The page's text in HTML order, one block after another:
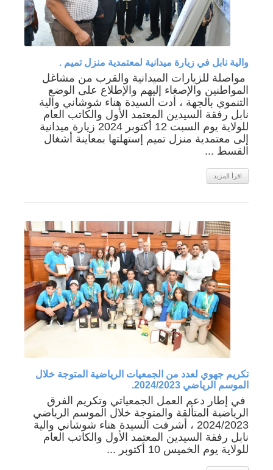
والية نابل في زيارة ميدانية لمعتمدية منزل تميم .
️ مواصلة للزيارات الميدانية والقرب من مشاغل
المواطنين والإصغاء إليهم والإطلاع على الوضع
التنموي بالجهة ، أدت السيدة هناء شوشاني والية
نابل رفقة السيدين المعتمد الأول والكاتب العام
للولاية يوم السبت 12 أكتوبر 2024 زيارة ميدانية
إلى معتمدية منزل تميم إستهلتها بمعاينة أشغال
القسط ...
اقرأ المزيد
تكريم جهوي لعدد من الجمعيات الرياضية المتوجة خلال
الموسم الرياضي 2024/2023.
في إطار دعم العمل الجمعياتي وتكريم الفرق
الرياضية المتألقة والمتوجة خلال الموسم الرياضي
2024/2023 ، أشرفت السيدة هناء شوشاني والية
نابل رفقة السيدين المعتمد الأول والكاتب العام
للولاية يوم الخميس 10 أكتوبر ...